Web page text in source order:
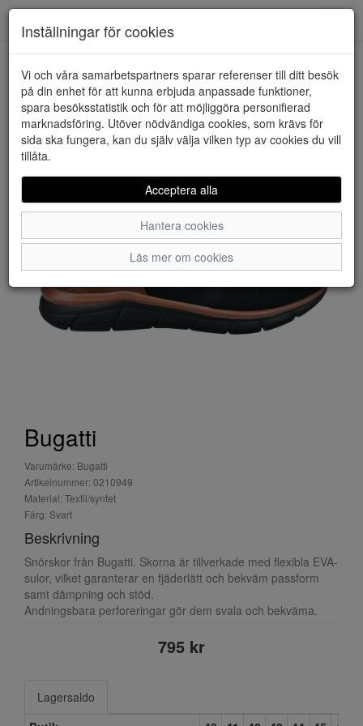
HEM BUGATTI
Bugatti
Varumärke: Bugatti
Artikelnummer: 0210949
Material: Textil/syntet
Färg: Svart
Beskrivning
Snörskor från Bugatti. Skorna är tillverkade med flexibla EVA-
sulor, vilket garanterar en fjäderlätt och bekväm passform
samt dämpning och stöd.
Andningsbara perforeringar gör dem svala och bekväma.
795 kr
Lagersaldo
Inställningar för cookies
Vi och våra samarbetspartners sparar referenser till ditt besök
på din enhet för att kunna erbjuda anpassade funktioner,
spara besöksstatistik och för att möjliggöra personifierad
marknadsföring. Utöver nödvändiga cookies, som krävs för
sida ska fungera, kan du själv välja vilken typ av cookies du vill
tillåta.
Acceptera alla
Hantera cookies
Läs mer om cookies